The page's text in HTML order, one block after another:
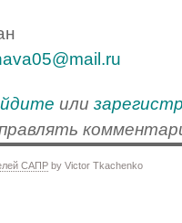
или
САПРby Victor Tkachenko